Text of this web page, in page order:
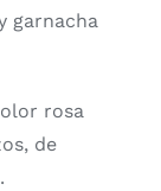
garnacha
rosa
de